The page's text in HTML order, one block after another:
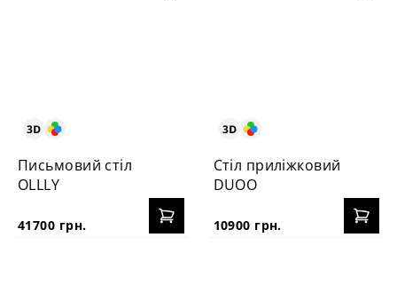
Письмовий стіл
OLLLY
41700 грн.
Стіл приліжковий
DUOO
10900 грн.